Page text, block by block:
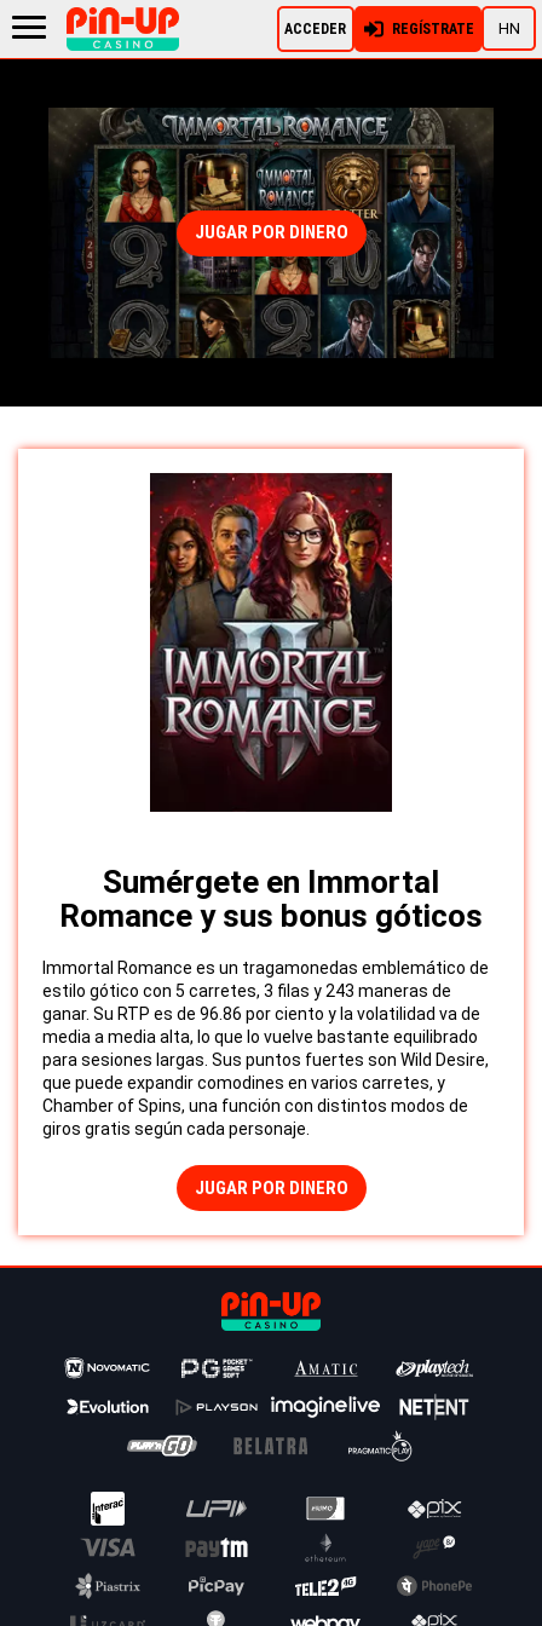
ACCEDER REGÍSTRATE HN
JUGAR POR DINERO
Sumérgete en Immortal
Romance y sus bonus góticos
Immortal Romance es un tragamonedas emblemático de
estilo gótico con 5 carretes, 3 filas y 243 maneras de
ganar. Su RTP es de 96.86 por ciento y la volatilidad va de
media a media alta, lo que lo vuelve bastante equilibrado
para sesiones largas. Sus puntos fuertes son Wild Desire,
que puede expandir comodines en varios carretes, y
Chamber of Spins, una función con distintos modos de
giros gratis según cada personaje.
JUGAR POR DINERO